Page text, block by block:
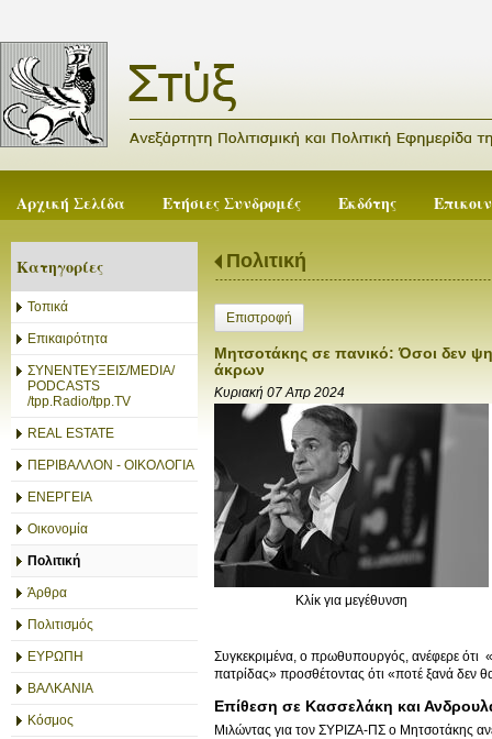
Αρχική Σελίδα Ετήσιες Συνδρομές Εκδότης
Κατηγορίες
Τοπικά
Επικαιρότητα
ΣΥΝΕΝΤΕΥΞΕΙΣ/MEDIA/
PODCASTS
/tpp.Radio/tpp.TV
REAL ESTATE
ΠΕΡΙΒΑΛΛΟΝ - ΟΙΚΟΛΟΓΙΑ
ΕΝΕΡΓΕΙΑ
Οικονομία
Πολιτική
Άρθρα
Πολιτισμός
ΕΥΡΩΠΗ
ΒΑΛΚΑΝΙΑ
Κόσμος
Πολιτική
Επιστροφή
Μητσοτάκης σε πανικό: Όσοι δεν
άκρων
Κυριακή 07 Απρ 2024
Κλίκ για μεγέθυνση
Συγκεκριμένα, ο πρωθυπουργός, ανέφερε ότι
πατρίδας» προσθέτοντας ότι «ποτέ ξανά δεν
Επίθεση σε Κασσελάκη και
Μιλώντας για τον ΣΥΡΙΖΑ-ΠΣ ο Μητσοτάκης